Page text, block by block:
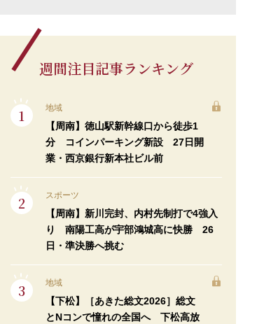
週間注目記事ランキング
地域
【周南】徳山駅新幹線口から徒歩1
分 コインパーキング新設 27日開
業・西京銀行新本社ビル前
スポーツ
【周南】新川完封、内村先制打で4強入
り 南陽工高が宇部鴻城高に快勝 26
日・準決勝へ挑む
地域
【下松】［あきた総文2026］総文
とNコンで憧れの全国へ 下松高放